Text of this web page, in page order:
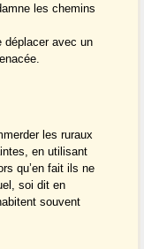
les chemins
déplacer avec un
les ruraux
en utilisant
qu’en fait ils ne
soi dit en
souvent